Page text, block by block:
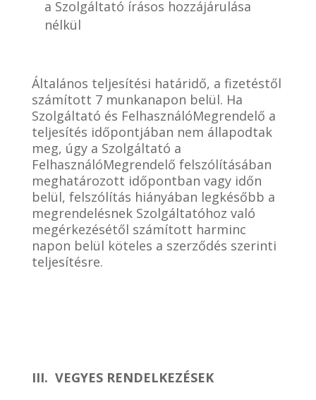
a Szolgáltató írásos hozzájárulása
nélkül
Általános teljesítési határidő, a fizetéstől
számított 7 munkanapon belül. Ha
Szolgáltató és FelhasználóMegrendelő a
teljesítés időpontjában nem állapodtak
meg, úgy a Szolgáltató a
FelhasználóMegrendelő felszólításában
meghatározott időpontban vagy időn
belül, felszólítás hiányában legkésőbb a
megrendelésnek Szolgáltatóhoz való
megérkezésétől számított harminc
napon belül köteles a szerződés szerinti
teljesítésre.
III. VEGYES RENDELKEZÉSEK